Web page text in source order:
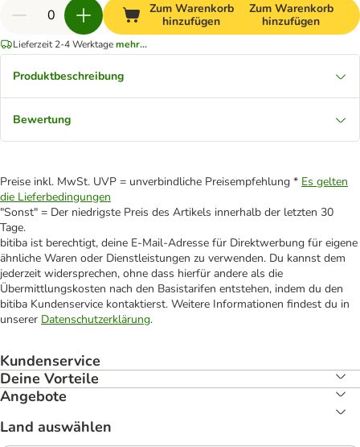
Zum Warenkorb
hinzufügen
Zum Warenkorb
hinzufügen
Lieferzeit 2-4 Werktagemehr...
Produktbeschreibung
Bewertung
Preise inkl. MwSt. UVP = unverbindliche Preisempfehlung * Es gelten
die Lieferbedingungen
"Sonst" = Der niedrigste Preis des Artikels innerhalb der letzten 30
Tage.
bitiba ist berechtigt, deine E-Mail-Adresse für Direktwerbung für eigene
ähnliche Waren oder Dienstleistungen zu verwenden. Du kannst dem
jederzeit widersprechen, ohne dass hierfür andere als die
Übermittlungskosten nach den Basistarifen entstehen, indem du den
bitiba Kundenservice kontaktierst. Weitere Informationen findest du in
unserer Datenschutzerklärung.
Kundenservice
Deine Vorteile
Angebote
Land auswählen